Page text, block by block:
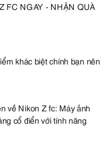
FC NGAY - NHẬN QUÀ
khác biệt chính bạn nên
về Nikon Z fc: Máy ảnh
cổ điển với tính năng